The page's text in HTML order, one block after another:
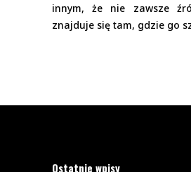
innym, że nie zawsze
znajduje się tam, gdzie go
Ostatnie wpisy